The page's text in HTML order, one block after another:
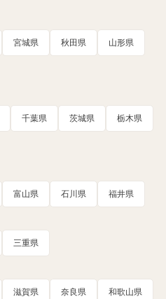
宮城県 秋田県 山形県
千葉県 茨城県 栃木県
富山県 石川県 福井県
三重県
滋賀県 奈良県 和歌山県